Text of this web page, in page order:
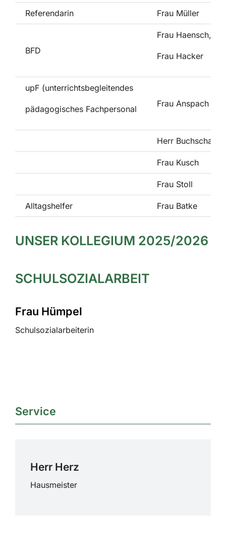
Referendarin Frau Müller
BFD
Frau Haensch,
Frau Hacker
upF (unterrichtsbegleitendes
pädagogisches Fachpersonal
Frau Anspach
Herr Buchschatz
Frau Kusch
Frau Stoll
Alltagshelfer Frau Batke
UNSER KOLLEGIUM 2025/2026
SCHULSOZIALARBEIT
Frau Hümpel
Schulsozialarbeiterin
Service
Herr Herz
Hausmeister